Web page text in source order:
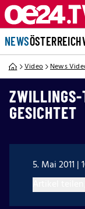
NEWSÖSTERREICH
Video News
GESICHTET
5. Mai 2011 |